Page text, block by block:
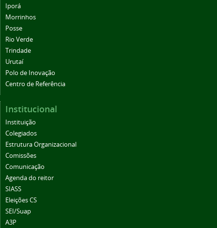
Iporá
Morrinhos
Posse
Rio Verde
Trindade
Urutaí
Polo de Inovação
Centro de Referência
Institucional
Instituição
Colegiados
Estrutura Organizacional
Comissões
Comunicação
Agenda do reitor
SIASS
Eleições CS
SEI/Suap
A3P